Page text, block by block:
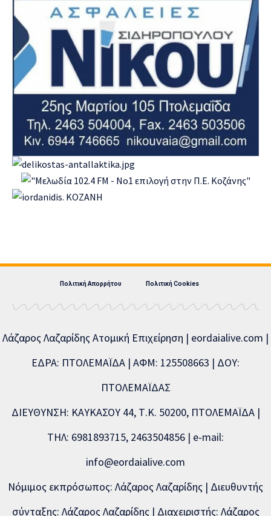
Πολιτική Απορρήτου Πολιτική Cookies
Λάζαρος Λαζαρίδης Ατομική Επιχείρηση | eordaialive.com |
ΕΔΡΑ: ΠΤΟΛΕΜΑΪΔΑ | ΑΦΜ: 125508663 | ΔΟΥ:
ΠΤΟΛΕΜΑΪΔΑΣ
ΔΙΕΥΘΥΝΣΗ: ΚΑΥΚΑΣΟΥ 44, Τ.Κ. 50200, ΠΤΟΛΕΜΑΪΔΑ |
ΤΗΛ: 6981893715, 2463504856 | e-mail:
info@eordaialive.com
Νόμιμος εκπρόσωπος: Λάζαρος Λαζαρίδης | Διευθυντής
σύνταξης: Λάζαρος Λαζαρίδης | Διαχειριστής: Λάζαρος